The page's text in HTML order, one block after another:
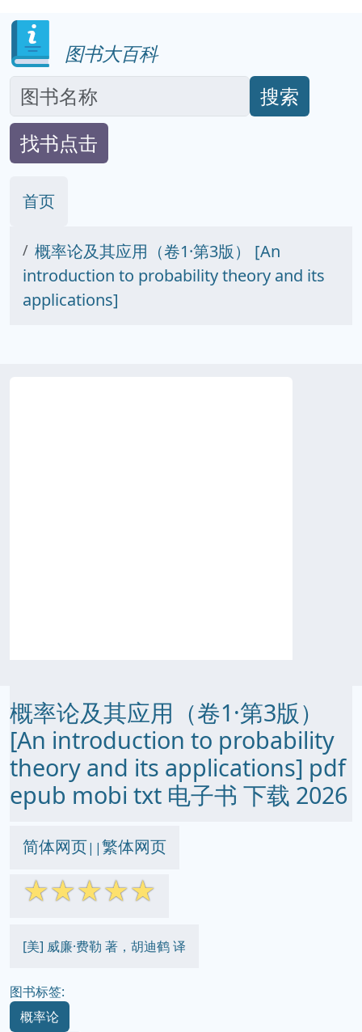
图书大百科
搜索
找书点击
首页
概率论及其应用（卷1·第3版） [An
introduction to probability theory and its
applications]
概率论及其应用（卷1·第3版）
[An introduction to probability
theory and its applications] pdf
epub mobi txt 电子书 下载 2026
简体网页||繁体网页
☆☆☆☆☆
[美] 威廉·费勒 著，胡迪鹤 译
图书标签:
概率论